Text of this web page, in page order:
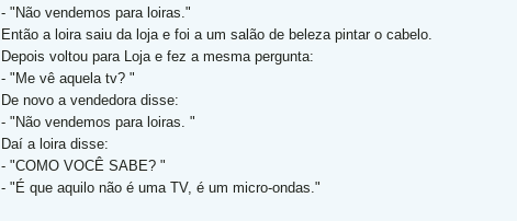
- "Não vendemos para loiras."
Então a loira saiu da loja e foi a um salão de beleza pintar o cabelo.
Depois voltou para Loja e fez a mesma pergunta:
- "Me vê aquela tv? "
De novo a vendedora disse:
- "Não vendemos para loiras. "
Daí a loira disse:
- "COMO VOCÊ SABE? "
- "É que aquilo não é uma TV, é um micro-ondas."